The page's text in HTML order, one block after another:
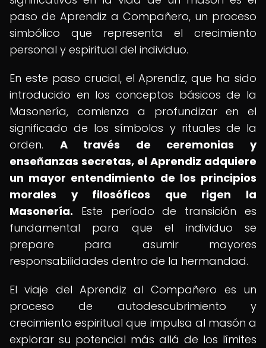
paso de Aprendiz a Compañero, un proceso
simbólico que representa el crecimiento
personal y espiritual del individuo.
En este paso crucial, el Aprendiz, que ha sido
introducido en los conceptos básicos de la
Masonería, comienza a profundizar en el
significado de los símbolos y rituales de la
orden. A través de ceremonias y
enseñanzas secretas, el Aprendiz adquiere
un mayor entendimiento de los principios
morales y filosóficos que rigen la
Masonería. Este período de transición es
fundamental para que el individuo se
prepare para asumir mayores
responsabilidades dentro de la hermandad.
El viaje del Aprendiz al Compañero es un
proceso de autodescubrimiento y
crecimiento espiritual que impulsa al masón a
explorar su potencial más allá de los límites